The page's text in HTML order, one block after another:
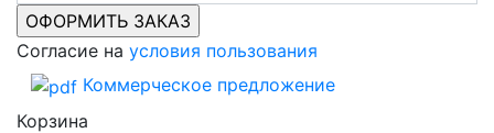
Согласие на условия пользования
Коммерческое предложение
Корзина